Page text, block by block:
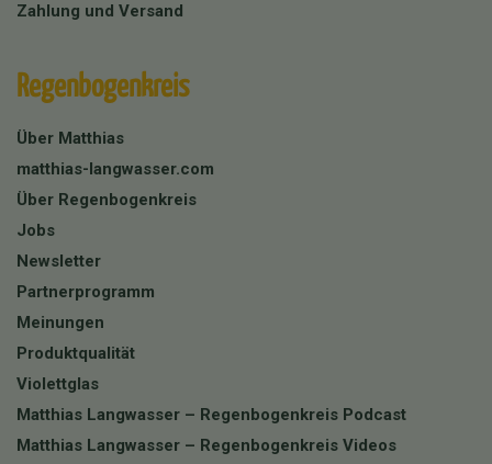
Zahlung und Versand
Regenbogenkreis
Über Matthias
matthias-langwasser.com
Über Regenbogenkreis
Jobs
Newsletter
Partnerprogramm
Meinungen
Produktqualität
Violettglas
Matthias Langwasser – Regenbogenkreis Podcast
Matthias Langwasser – Regenbogenkreis Videos